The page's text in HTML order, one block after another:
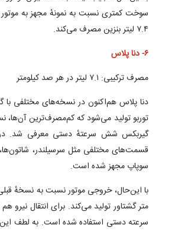
۷.۴ لیتر بنزین مصرف می‌کند.
۶- دنا پلاس
مصرف ترکیبی: ۷.۱ لیتر در هر صد کیلومتر
دنا پلاس هم‌اکنون در نسخه‌های مختلفی
قسمت‌های مختلفی مثل سرسیلندر،
سوپاپ مجهز شده است.
متر گشتاور تولید می‌کند. برای انتقال